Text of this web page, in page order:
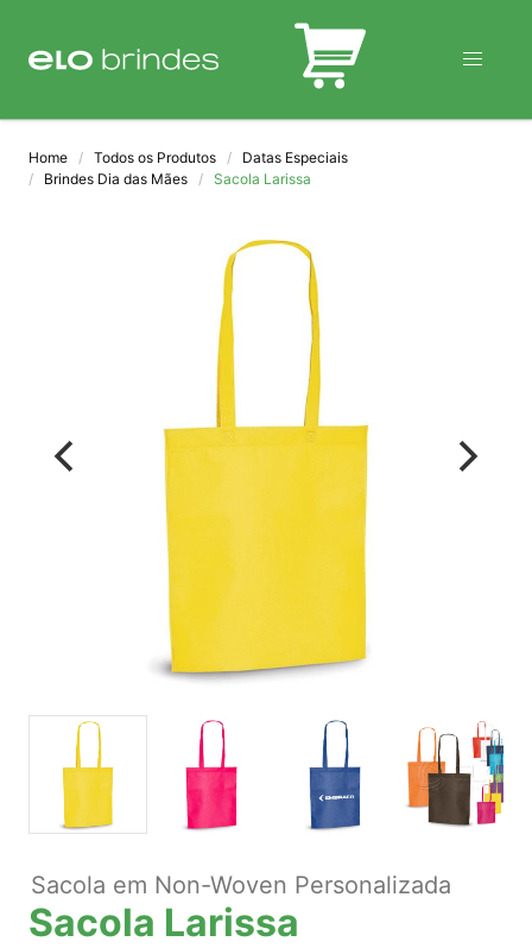
BLOG
Home Todos os Produtos
Datas Especiais
Brindes Dia das Mães
Sacola Larissa
Sacola em Non-Woven Personalizada
Sacola Larissa